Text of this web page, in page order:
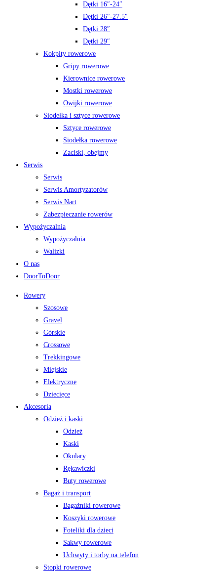
Dętki 16″-24″
Dętki 26″-27.5″
Dętki 28″
Dętki 29″
Kokpity rowerowe
Gripy rowerowe
Kierownice rowerowe
Mostki rowerowe
Owijki rowerowe
Siodełka i sztyce rowerowe
Sztyce rowerowe
Siodełka rowerowe
Zaciski, obejmy
Serwis
Serwis
Serwis Amortyzatorów
Serwis Nart
Zabezpieczanie rowerów
Wypożyczalnia
Wypożyczalnia
Walizki
O nas
DoorToDoor
Rowery
Szosowe
Gravel
Górskie
Crossowe
Trekkingowe
Miejskie
Elektryczne
Dziecięce
Akcesoria
Odzież i kaski
Odzież
Kaski
Okulary
Rękawiczki
Buty rowerowe
Bagaż i transport
Bagażniki rowerowe
Koszyki rowerowe
Foteliki dla dzieci
Sakwy rowerowe
Uchwyty i torby na telefon
Stopki rowerowe